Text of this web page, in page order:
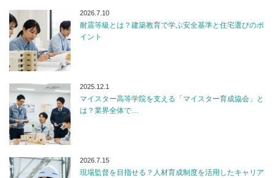
2026.7.10
耐震等級とは？建築教育で学ぶ安全基準と住宅選びのポ
イント
2025.12.1
マイスター高等学院を支える「マイスター育成協会」と
は？業界全体で…
2026.7.15
現場監督を目指せる？人材育成制度を活用したキャリア